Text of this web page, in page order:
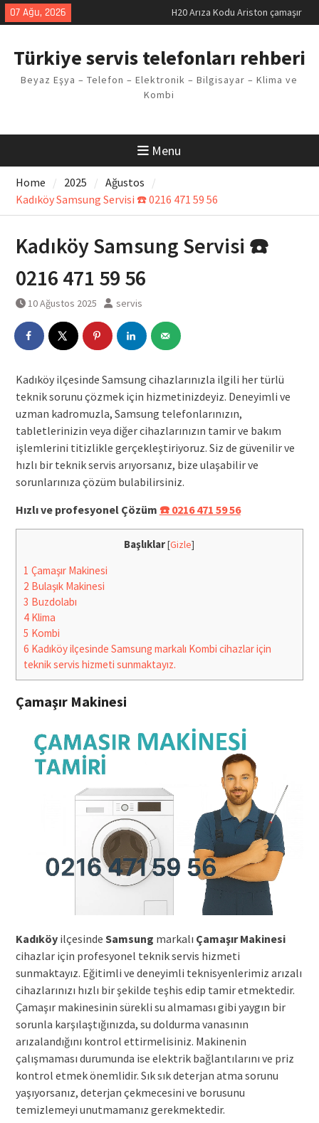
Skip
to
07 Ağu, 2026
makinesi Sorunu
Çözüm Yöntemleri
Vaillant çamaşır makinesi E03
Arıza Kodu
Türkiye servis telefonları rehberi
Beyaz Eşya – Telefon – Elektronik – Bilgisayar – Klima ve
Kombi
Menu
Home 2025
Ağustos
Kadıköy Samsung Servisi ☎️ 0216 471 59 56
Kadıköy Samsung Servisi ☎️
0216 471 59 56
10 Ağustos 2025 servis
Kadıköy ilçesinde Samsung cihazlarınızla ilgili her türlü
teknik sorunu çözmek için hizmetinizdeyiz. Deneyimli ve
uzman kadromuzla, Samsung telefonlarınızın,
tabletlerinizin veya diğer cihazlarınızın tamir ve bakım
işlemlerini titizlikle gerçekleştiriyoruz. Siz de güvenilir ve
hızlı bir teknik servis arıyorsanız, bize ulaşabilir ve
sorunlarınıza çözüm bulabilirsiniz.
Hızlı ve profesyonel Çözüm ☎️ 0216 471 59 56
Başlıklar[Gizle]
1 Çamaşır Makinesi
2 Bulaşık Makinesi
3 Buzdolabı
4Klima
5 Kombi
6 Kadıköy ilçesinde Samsung markalı Kombi cihazlar için
teknik servis hizmeti sunmaktayız.
Çamaşır Makinesi
Kadıköyilçesinde Samsung markalı Çamaşır Makinesi
cihazlar için profesyonel teknik servis hizmeti
sunmaktayız. Eğitimli ve deneyimli teknisyenlerimiz arızalı
cihazlarınızı hızlı bir şekilde teşhis edip tamir etmektedir.
Çamaşır makinesinin sürekli su almaması gibi yaygın bir
sorunla karşılaştığınızda, su doldurma vanasının
arızalandığını kontrol ettirmelisiniz. Makinenin
çalışmaması durumunda ise elektrik bağlantılarını ve priz
kontrol etmek önemlidir. Sık sık deterjan atma sorunu
yaşıyorsanız, deterjan çekmecesini ve borusunu
temizlemeyi unutmamanız gerekmektedir.